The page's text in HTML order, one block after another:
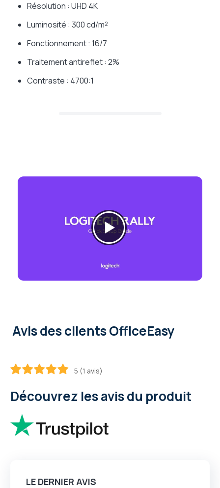
Résolution : UHD 4K
Luminosité : 300 cd/m²
Fonctionnement : 16/7
Traitement antireflet : 2%
Contraste : 4700:1
Avis des clients OfficeEasy
5 (1 avis)
Découvrez les avis du produit
LE DERNIER AVIS